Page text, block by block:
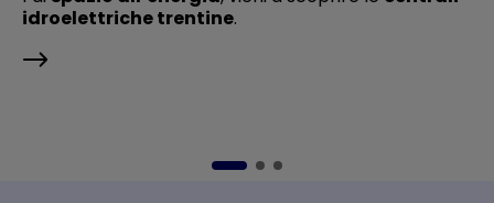
idroelettriche trentine.